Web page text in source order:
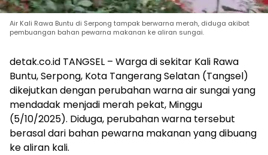
Air Kali Rawa Buntu di Serpong tampak berwarna merah, diduga akibat
pembuangan bahan pewarna makanan ke aliran sungai.
detak.co.id TANGSEL – Warga di sekitar Kali Rawa
Buntu, Serpong, Kota Tangerang Selatan (Tangsel)
dikejutkan dengan perubahan warna air sungai yang
mendadak menjadi merah pekat, Minggu
(5/10/2025). Diduga, perubahan warna tersebut
berasal dari bahan pewarna makanan yang dibuang
ke aliran kali.